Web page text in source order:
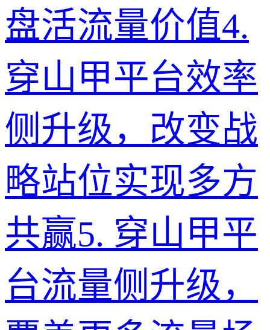
盘活流量价值4.
穿山甲平台效率
侧升级，改变战
略站位实现多方
共赢5. 穿山甲平
台流量侧升级，